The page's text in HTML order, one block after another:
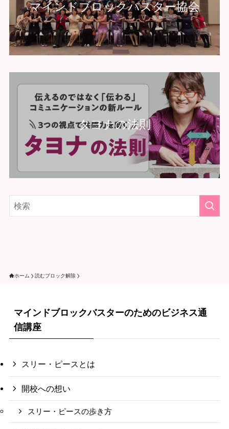
マインドブロックバスター協会
タヨナの法則
ホーム 読むブロック解除
マインドブロックバスターのためのビジネス通
信講座
スリー・ピースとは
開校への想い
スリー・ピースの歩き方